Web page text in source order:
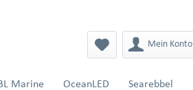
Mein Konto
Marine OceanLED Searebbel